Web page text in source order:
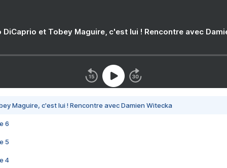
DiCaprio et Tobey Maguire, c'est lui ! Rencontre avec
Maguire, c'est lui ! Rencontre avec Damien Witecka
6
5
4